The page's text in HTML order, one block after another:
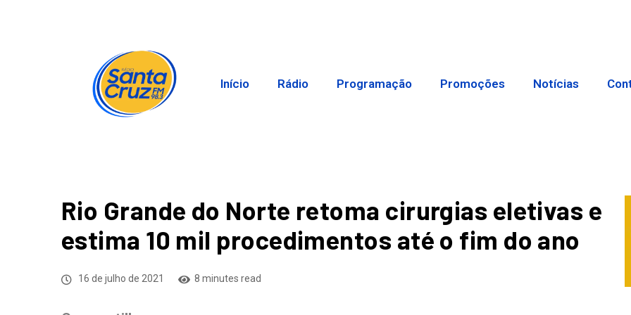
Início Rádio Programação Promoções Notícias
Rio Grande do Norte retoma cirurgias eletivas e
estima 10 mil procedimentos até o fim do ano
16 de julho de 2021 8 minutes read